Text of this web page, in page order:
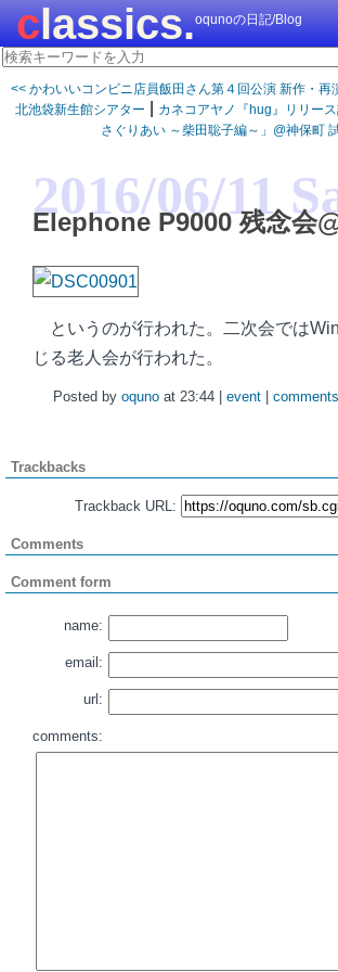
classics.oqunoの日記/Blog
<< かわいいコンビニ店員飯田さん第４回公演 新作・再
北池袋新生館シアター
カネコアヤノ『hug』リリー
さぐりあい ～柴田聡子編～」@神保町
2016/06/11
Elephone P9000 残念会
というのが行われた。二次会では
じる老人会が行われた。
Posted by oquno at 23:44 | event
Trackbacks
Trackback URL:
Comments
Comment form
name:
email:
url:
comments: